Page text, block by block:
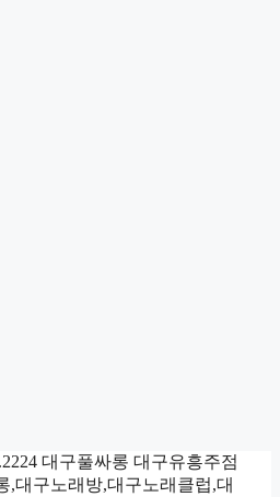
대구풀싸롱 대구유흥주점
,대구노래방,대구노래클럽,대